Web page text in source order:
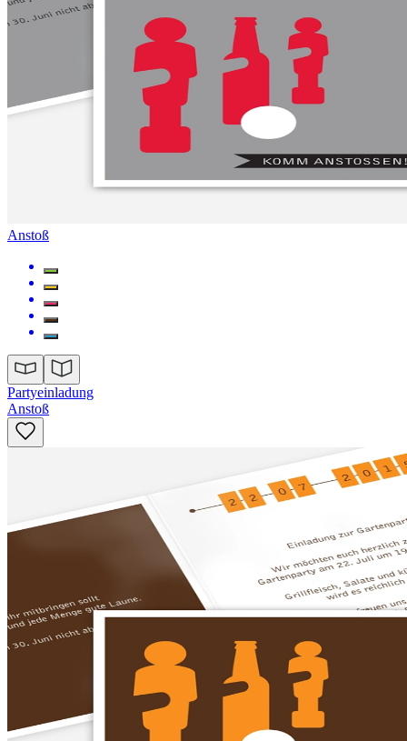
Anstoß
Partyeinladung
Anstoß